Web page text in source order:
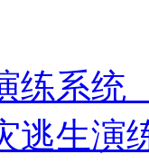
练系统
逃生演